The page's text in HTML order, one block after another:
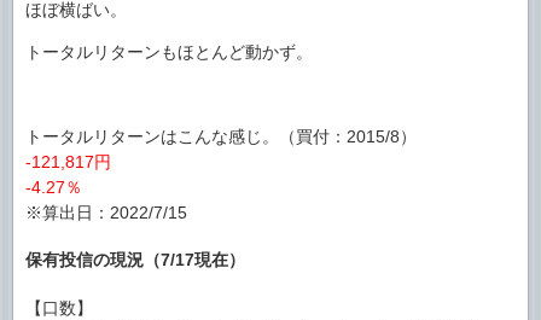
ほぼ横ばい。
トータルリターンもほとんど動かず。
トータルリターンはこんな感じ。（買付：2015/8）
-121,817円
-4.27％
※算出日：2022/7/15
保有投信の現況（7/17現在）
【口数】